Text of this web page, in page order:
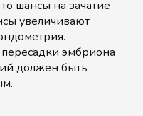
шансы на зачатие
увеличивают
эмбриона
должен быть